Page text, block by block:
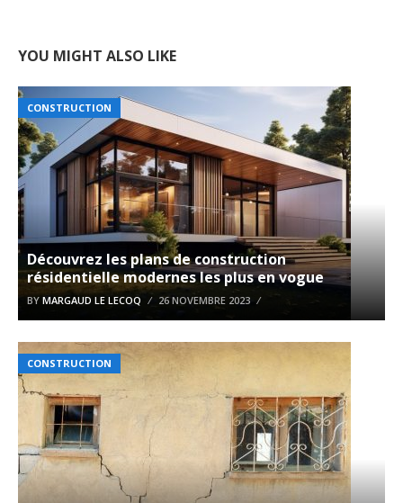
YOU MIGHT ALSO LIKE
CONSTRUCTION
Découvrez les plans de construction
résidentielle modernes les plus en vogue
BY MARGAUD LE LECOQ 26 NOVEMBRE 2023
CONSTRUCTION